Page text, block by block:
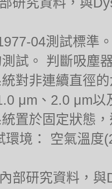
04測試標準
試。 判斷吸塵
對非連續直徑
μm、2.0 μm
置於固定狀態
環境： 空氣溫度
部研究資料，